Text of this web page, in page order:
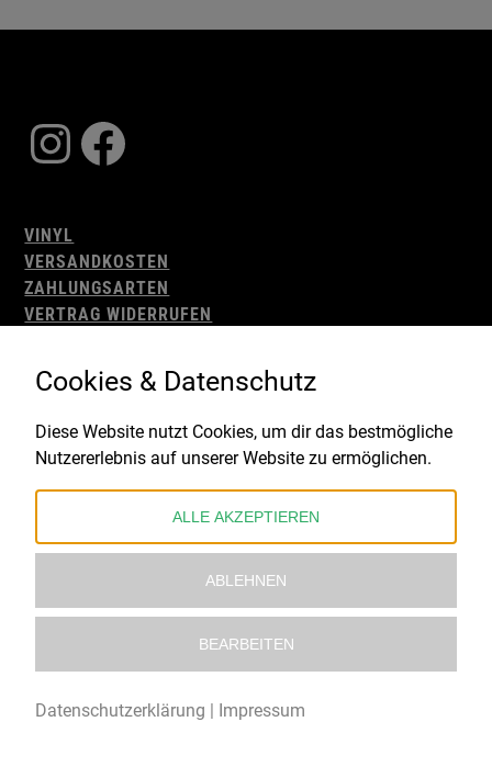
Instagram
Facebook
VINYL
VERSANDKOSTEN
ZAHLUNGSARTEN
VERTRAG WIDERRUFEN
WIDERRUFSBELEHRUNG
IMPRESSUM
Gefördert durch:
Cookies & Datenschutz
Diese Website nutzt Cookies, um dir das bestmögliche
Nutzererlebnis auf unserer Website zu ermöglichen.
ALLE AKZEPTIEREN
ABLEHNEN
BEARBEITEN
Datenschutzerklärung | Impressum